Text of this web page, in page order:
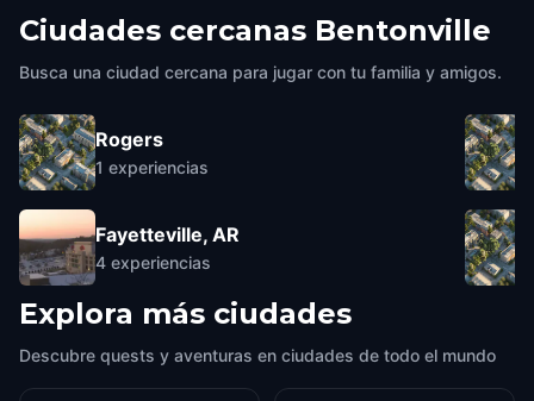
Ciudades cercanas Bentonville
Busca una ciudad cercana para jugar con tu familia y amigos.
Rogers
1 experiencias
Fayetteville, AR
4 experiencias
Explora más ciudades
Descubre quests y aventuras en ciudades de todo el mundo